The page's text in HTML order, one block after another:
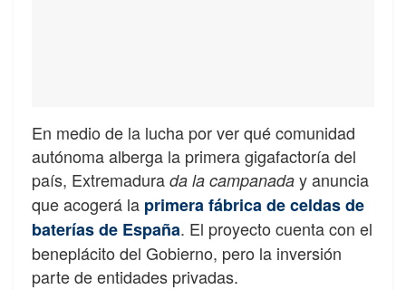
En medio de la lucha por ver qué comunidad
autónoma alberga la primera gigafactoría del
país, Extremadura da la campanada y anuncia
que acogerá la primera fábrica de celdas de
baterías de España. El proyecto cuenta con el
beneplácito del Gobierno, pero la inversión
parte de entidades privadas.